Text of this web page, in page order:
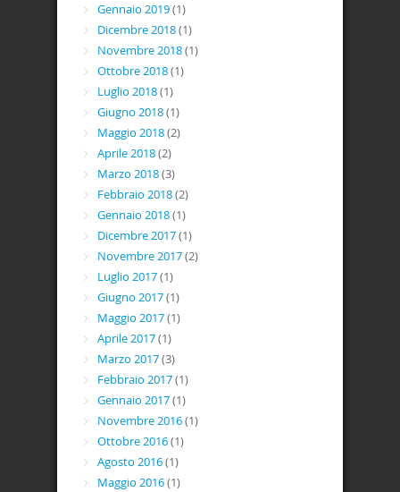
Gennaio 2019(1)
Dicembre 2018(1)
Novembre 2018(1)
Ottobre 2018(1)
Luglio 2018(1)
Giugno 2018(1)
Maggio 2018(2)
Aprile 2018(2)
Marzo 2018(3)
Febbraio 2018(2)
Gennaio 2018(1)
Dicembre 2017(1)
Novembre 2017(2)
Luglio 2017(1)
Giugno 2017(1)
Maggio 2017(1)
Aprile 2017(1)
Marzo 2017(3)
Febbraio 2017(1)
Gennaio 2017(1)
Novembre 2016(1)
Ottobre 2016(1)
Agosto 2016(1)
Maggio 2016(1)